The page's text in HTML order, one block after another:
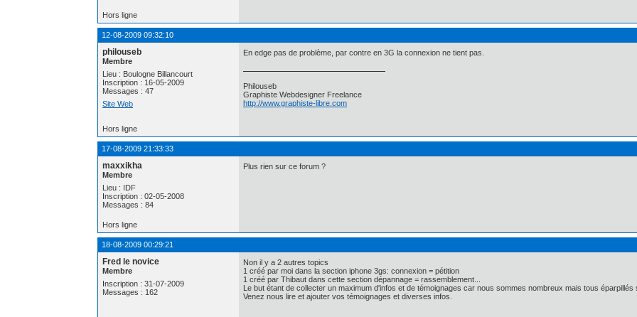
Hors ligne
12-08-2009 09:32:10
philouseb
Membre
Lieu : Boulogne Billancourt
Inscription : 16-05-2009
Messages : 47
Site Web
En edge pas de problème, par contre en 3G la connexion ne tient pas.
Philouseb
Graphiste Webdesigner Freelance
http://www.graphiste-libre.com
Hors ligne
17-08-2009 21:33:33
maxxikha
Membre
Lieu : IDF
Inscription : 02-05-2008
Messages : 84
Plus rien sur ce forum ?
Hors ligne
18-08-2009 00:29:21
Fred le novice
Membre
Inscription : 31-07-2009
Messages : 162
Non il y a 2 autres topics
1 créé par moi dans la section iphone 3gs: connexion = pétition
1 créé par Thibaut dans cette section dépannage = rassemblement...
Le but étant de collecter un maximum d'infos et de témoignages car nous sommes nombreux mais tous éparpillés
Venez nous lire et ajouter vos témoignages et diverses infos.